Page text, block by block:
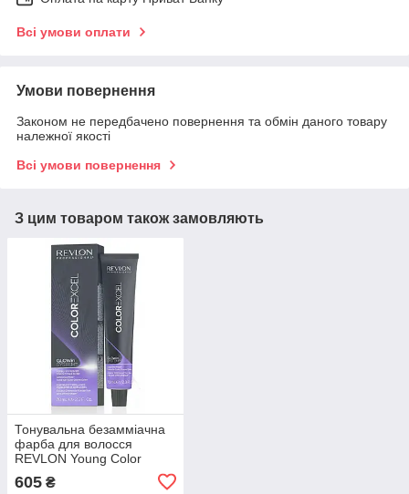
Всі умови оплати
Умови повернення
Законом не передбачено повернення та обмін даного товару
належної якості
Всі умови повернення
З цим товаром також замовляють
Тонувальна безамміачна
фарба для волосся
REVLON Young Color
605 ₴